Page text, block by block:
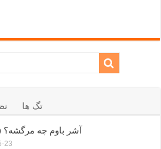
تگ ها
آشر باوم چه مرگشه؟
23